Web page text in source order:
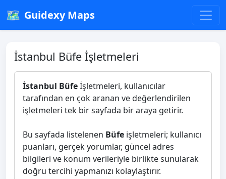
🗺️ Guidexy Maps
İstanbul Büfe İşletmeleri
İstanbul Büfeİşletmeleri, kullanıcılar
tarafından en çok aranan ve değerlendirilen
işletmeleri tek bir sayfada bir araya getirir.
Bu sayfada listelenen Büfe işletmeleri; kullanıcı
puanları, gerçek yorumlar, güncel adres
bilgileri ve konum verileriyle birlikte sunularak
doğru tercihi yapmanızı kolaylaştırır.